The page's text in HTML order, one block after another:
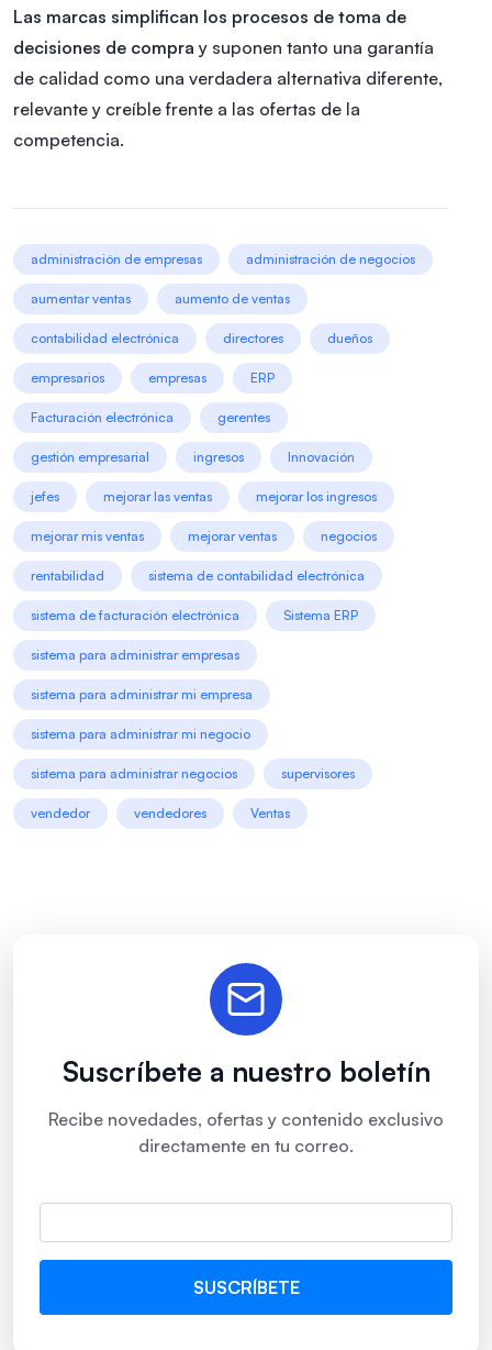
Las marcas simplifican los procesos de toma de
decisiones de compra y suponen tanto una garantía
de calidad como una verdadera alternativa diferente,
relevante y creíble frente a las ofertas de la
competencia.
administración de empresas administración de negocios
aumentar ventas aumento de ventas
contabilidad electrónica directores dueños
empresarios empresas ERP
Facturación electrónica gerentes
gestión empresarial ingresos Innovación
jefes mejorar las ventas mejorar los ingresos
mejorar mis ventas mejorar ventas negocios
rentabilidad sistema de contabilidad electrónica
sistema de facturación electrónica Sistema ERP
sistema para administrar empresas
sistema para administrar mi empresa
sistema para administrar mi negocio
sistema para administrar negocios supervisores
vendedor vendedores Ventas
Suscríbete a nuestro boletín
Recibe novedades, ofertas y contenido exclusivo
directamente en tu correo.